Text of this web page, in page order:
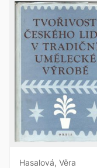
Hasalová, Věra